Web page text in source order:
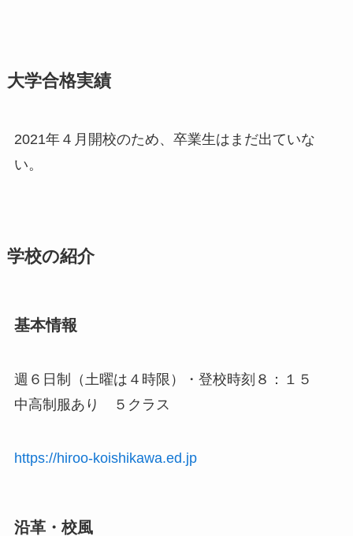
大学合格実績
2021年４月開校のため、卒業生はまだ出ていな
い。
学校の紹介
基本情報
週６日制（土曜は４時限）・登校時刻８：１５
中高制服あり ５クラス
https://hiroo-koishikawa.ed.jp
沿革・校風